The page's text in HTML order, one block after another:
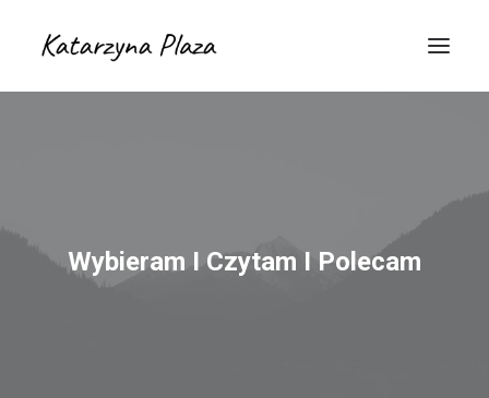
Wybieram I Czytam I Polecam